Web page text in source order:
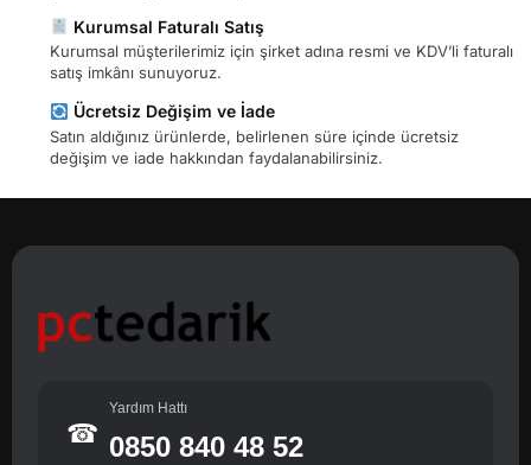
Kurumsal Faturalı Satış
Kurumsal müşterilerimiz için şirket adına resmi ve KDV’li faturalı
satış imkânı sunuyoruz.
Ücretsiz Değişim ve İade
Satın aldığınız ürünlerde, belirlenen süre içinde ücretsiz
değişim ve iade hakkından faydalanabilirsiniz.
☎
Yardım Hattı
0850 840 48 52